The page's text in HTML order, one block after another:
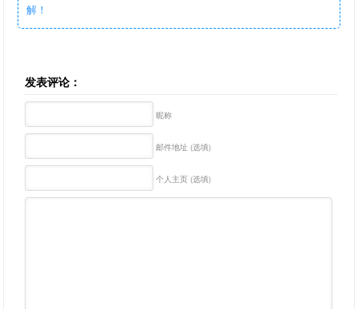
解！
发表评论：
昵称
邮件地址 (选填)
个人主页 (选填)